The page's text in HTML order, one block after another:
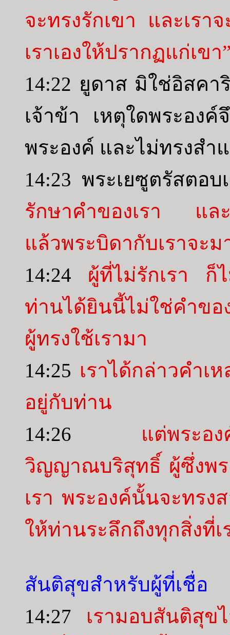
จะทรงรักเขา และเรา
เราเองให้ปรากฏแก่เขา
14:22 ยูดาส มิใช่อิสคา
เจ้าข้า เหตุใดพระองค์
พระองค์ และไม่ทรงสำ
14:23 พระเยซูตรัสตอ
รักษาคำของเรา และ
แล้วพระบิดากับเราจะ
14:24 ผู้ที่ไม่รักเรา ก็
ท่านได้ยินนี้ไม่ใช่คำ
ผู้ทรงใช้เรามา
14:25 เราได้กล่าวคำเ
อยู่กับท่าน
14:26 แต่พระอ
วิญญาณบริสุทธิ์ ผู้ซึ่งพร
เรา พระองค์นั้นจะทร
ให้ท่านระลึกถึงทุกสิ่งที่
สันติสุขสำหรับผู้ที่เชื่อ
14:27 เรามอบสันติสุ